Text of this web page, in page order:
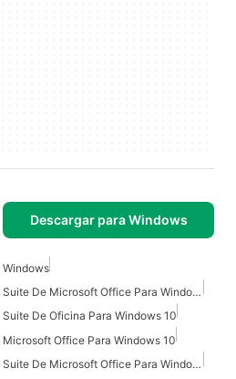
Descargar para Windows
Windows
Suite De Microsoft Office Para Windows
Suite De Oficina Para Windows 10
Microsoft Office Para Windows 10
Suite De Microsoft Office Para Windows 10